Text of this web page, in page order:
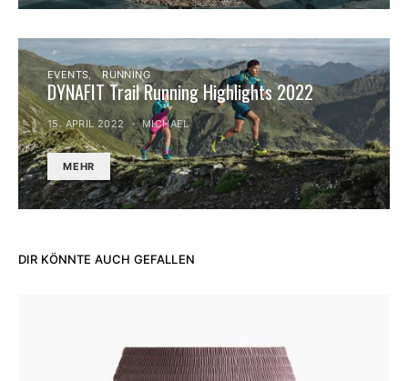
EVENTS RUNNING
DYNAFIT Trail Running Highlights 2022
15. APRIL 2022 MICHAEL
MEHR
DIR KÖNNTE AUCH GEFALLEN